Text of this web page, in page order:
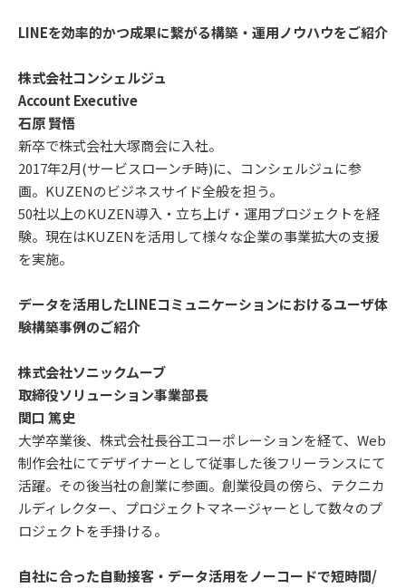
LINEを効率的かつ成果に繋がる構築・運用ノウハウをご紹介
株式会社コンシェルジュ
Account Executive
石原 賢悟
新卒で株式会社大塚商会に入社。
2017年2月(サービスローンチ時)に、コンシェルジュに参
画。KUZENのビジネスサイド全般を担う。
50社以上のKUZEN導入・立ち上げ・運用プロジェクトを経
験。現在はKUZENを活用して様々な企業の事業拡大の支援
を実施。
データを活用したLINEコミュニケーションにおけるユーザ体
験構築事例のご紹介
株式会社ソニックムーブ
取締役ソリューション事業部長
関口 篤史
大学卒業後、株式会社長谷工コーポレーションを経て、Web
制作会社にてデザイナーとして従事した後フリーランスにて
活躍。その後当社の創業に参画。創業役員の傍ら、テクニカ
ルディレクター、プロジェクトマネージャーとして数々のプ
ロジェクトを手掛ける。
自社に合った自動接客・データ活用をノーコードで短時間/